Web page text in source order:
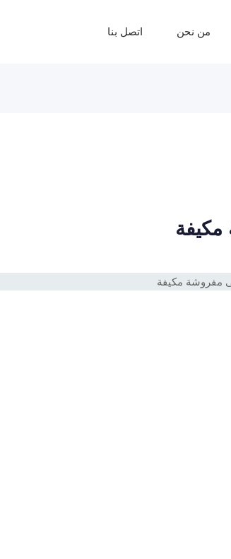
من نحن اتصل بنا